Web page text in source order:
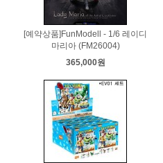
[예약상품]FunModell - 1/6 레이디
마리아 (FM26004)
365,000원